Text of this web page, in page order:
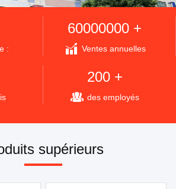
:
60000000 +
Ventes annuelles
200 +
des employés
supérieurs